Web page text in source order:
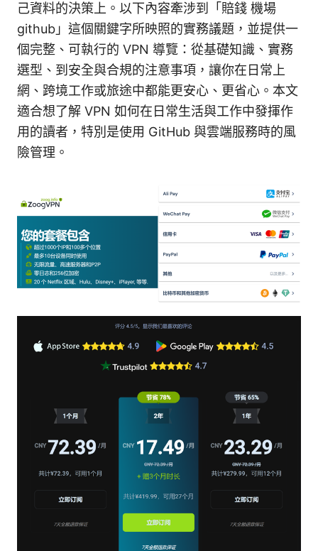
己資料的決策上。以下內容牽涉到「賠錢 機場
github」這個關鍵字所映照的實務議題，並提供一
個完整、可執行的 VPN 導覽：從基礎知識、實務
選型、到安全與合規的注意事項，讓你在日常上
網、跨境工作或旅途中都能更安心、更省心。本文
適合想了解 VPN 如何在日常生活與工作中發揮作
用的讀者，特別是使用 GitHub 與雲端服務時的風
險管理。